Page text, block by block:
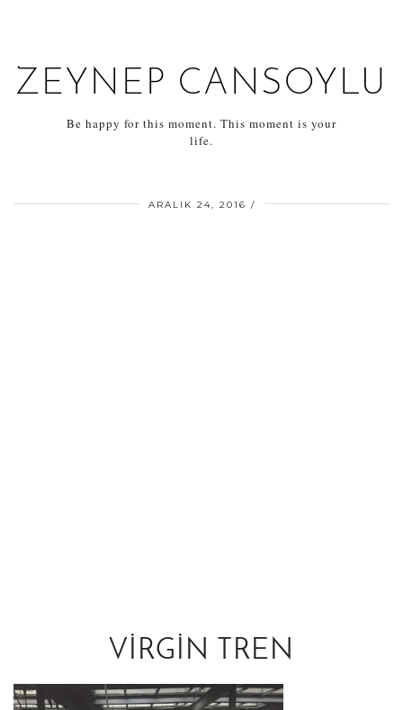
ZEYNEP CANSOYLU
Be happy for this moment. This moment is your
life.
ARALIK 24, 2016
VIRGIN TREN